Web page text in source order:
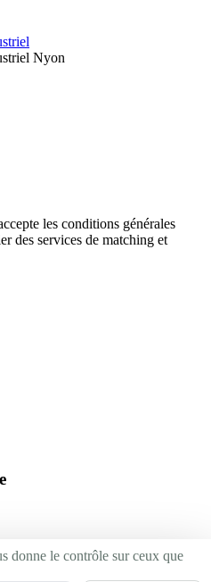
Nyon
les conditions générales
des services de matching et
donne le contrôle sur ceux que